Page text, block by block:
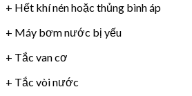
+ Hết khí nén hoặc thủng bình áp
+ Máy bơm nước bị yếu
+ Tắc van cơ
+ Tắc vòi nước